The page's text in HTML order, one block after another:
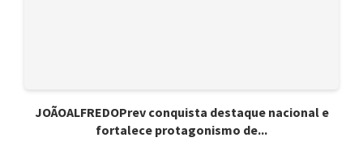
JOÃOALFREDOPrev conquista destaque nacional e
fortalece protagonismo de...